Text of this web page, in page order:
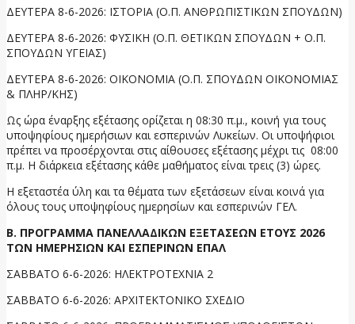
ΔΕΥΤΕΡΑ 8-6-2026: ΙΣΤΟΡΙΑ (Ο.Π. ΑΝΘΡΩΠΙΣΤΙΚΩΝ ΣΠΟΥΔΩΝ)
ΔΕΥΤΕΡΑ 8-6-2026: ΦΥΣΙΚΗ (Ο.Π. ΘΕΤΙΚΩΝ ΣΠΟΥΔΩΝ + Ο.Π.
ΣΠΟΥΔΩΝ ΥΓΕΙΑΣ)
ΔΕΥΤΕΡΑ 8-6-2026: ΟΙΚΟΝΟΜΙΑ (Ο.Π. ΣΠΟΥΔΩΝ ΟΙΚΟΝΟΜΙΑΣ
& ΠΛΗΡ/ΚΗΣ)
Ως ώρα έναρξης εξέτασης ορίζεται η 08:30 π.μ., κοινή για τους
υποψηφίους ημερήσιων και εσπερινών Λυκείων. Οι υποψήφιοι
πρέπει να προσέρχονται στις αίθουσες εξέτασης μέχρι τις 08:00
π.μ. Η διάρκεια εξέτασης κάθε μαθήματος είναι τρεις (3) ώρες.
Η εξεταστέα ύλη και τα θέματα των εξετάσεων είναι κοινά για
όλους τους υποψηφίους ημερησίων και εσπερινών ΓΕΛ.
Β. ΠΡΟΓΡΑΜΜΑ ΠΑΝΕΛΛΑΔΙΚΩΝ ΕΞΕΤΑΣΕΩΝ ΕΤΟΥΣ 2026
ΤΩΝ ΗΜΕΡΗΣΙΩΝ ΚΑΙ ΕΣΠΕΡΙΝΩΝ ΕΠΑΛ
ΣΑΒΒΑΤΟ 6-6-2026: ΗΛΕΚΤΡΟΤΕΧΝΙΑ 2
ΣΑΒΒΑΤΟ 6-6-2026: ΑΡΧΙΤΕΚΤΟΝΙΚΟ ΣΧΕΔΙΟ